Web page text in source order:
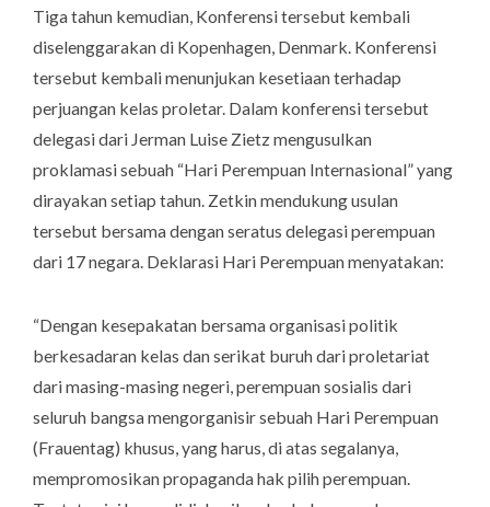
Tiga tahun kemudian, Konferensi tersebut kembali
diselenggarakan di Kopenhagen, Denmark. Konferensi
tersebut kembali menunjukan kesetiaan terhadap
perjuangan kelas proletar. Dalam konferensi tersebut
delegasi dari Jerman Luise Zietz mengusulkan
proklamasi sebuah “Hari Perempuan Internasional” yang
dirayakan setiap tahun. Zetkin mendukung usulan
tersebut bersama dengan seratus delegasi perempuan
dari 17 negara. Deklarasi Hari Perempuan menyatakan:
“Dengan kesepakatan bersama organisasi politik
berkesadaran kelas dan serikat buruh dari proletariat
dari masing-masing negeri, perempuan sosialis dari
seluruh bangsa mengorganisir sebuah Hari Perempuan
(Frauentag) khusus, yang harus, di atas segalanya,
mempromosikan propaganda hak pilih perempuan.